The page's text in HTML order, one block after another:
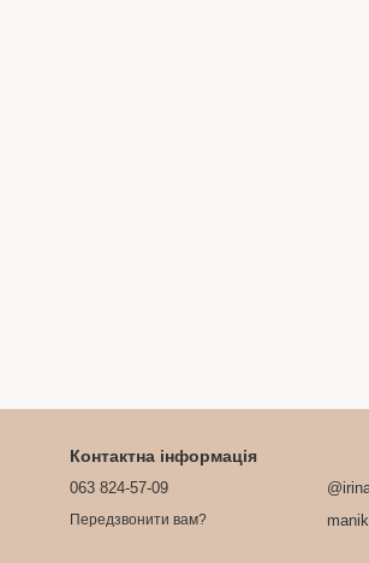
Контактна інформація
063 824-57-09
Передзвонити вам?